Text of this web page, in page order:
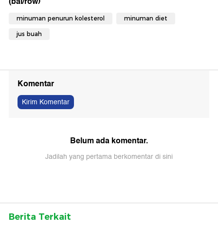
minuman penurun kolesterol minuman diet
jus buah
Komentar
Kirim Komentar
Belum ada komentar.
Jadilah yang pertama berkomentar di sini
Berita Terkait